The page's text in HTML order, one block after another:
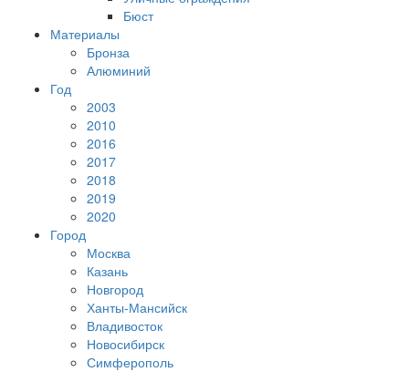
Бюст
Материалы
Бронза
Алюминий
Год
2003
2010
2016
2017
2018
2019
2020
Город
Москва
Казань
Новгород
Ханты-Мансийск
Владивосток
Новосибирск
Симферополь